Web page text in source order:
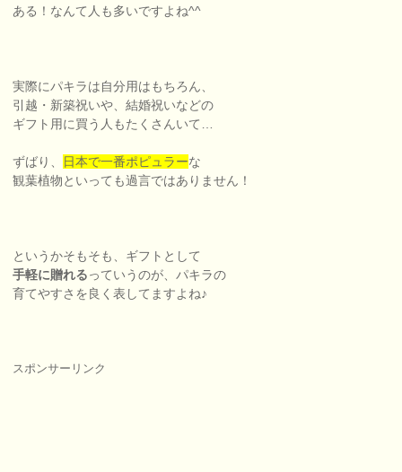
ある！なんて人も多いですよね^^
実際にパキラは自分用はもちろん、
引越・新築祝いや、結婚祝いなどの
ギフト用に買う人もたくさんいて…
ずばり、 日本で一番ポピュラーな
観葉植物といっても過言ではありません！
というかそもそも、ギフトとして
手軽に贈れるっていうのが、パキラの
育てやすさを良く表してますよね♪
スポンサーリンク